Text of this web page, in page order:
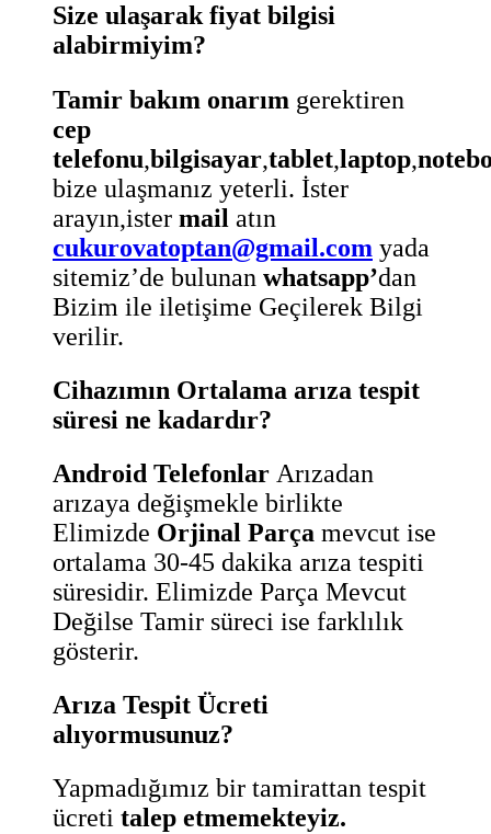
Size ulaşarak fiyat bilgisi
alabirmiyim?
Tamir bakım onarım gerektiren
cep
telefonu,bilgisayar,tablet,laptop,
bize ulaşmanız yeterli. İster
arayın,ister mail atın
cukurovatoptan@gmail.com yada
sitemiz’de bulunan whatsapp’dan
Bizim ile iletişime Geçilerek Bilgi
verilir.
Cihazımın Ortalama arıza tespit
süresi ne kadardır?
Android Telefonlar Arızadan
arızaya değişmekle birlikte
Elimizde Orjinal Parça mevcut ise
ortalama 30-45 dakika arıza tespiti
süresidir. Elimizde Parça Mevcut
Değilse Tamir süreci ise farklılık
gösterir.
Arıza Tespit Ücreti
alıyormusunuz?
Yapmadığımız bir tamirattan tespit
ücreti talep etmemekteyiz.